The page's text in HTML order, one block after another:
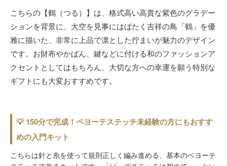
こちらの【鶴（つる）】は、格式高い高貴な紫色のグラデー
ションを背景に、大空を見事にはばたく吉祥の鳥「鶴」を優
雅に描いた、非常に上品で凛とした佇まいが魅力のデザイン
です。お財布やかばん、鍵などに付ける和のファッションア
クセントとしてはもちろん、大切な方への幸運を願う特別な
ギフトにも大変おすすめです。
💡 150分で完成！ペヨーテステッチ未経験の方にもおすす
めの入門キット
こちらは針と糸を使って規則正しく編み進める、基本のペヨーテ